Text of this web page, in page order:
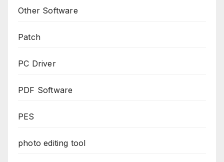
Other Software
Patch
PC Driver
PDF Software
PES
photo editing tool